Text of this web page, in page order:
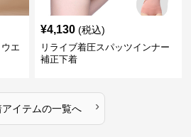
エ
¥4,130 (税込)
リライブ着圧スパッツインナー
補正下着
アイテムの一覧へ ›